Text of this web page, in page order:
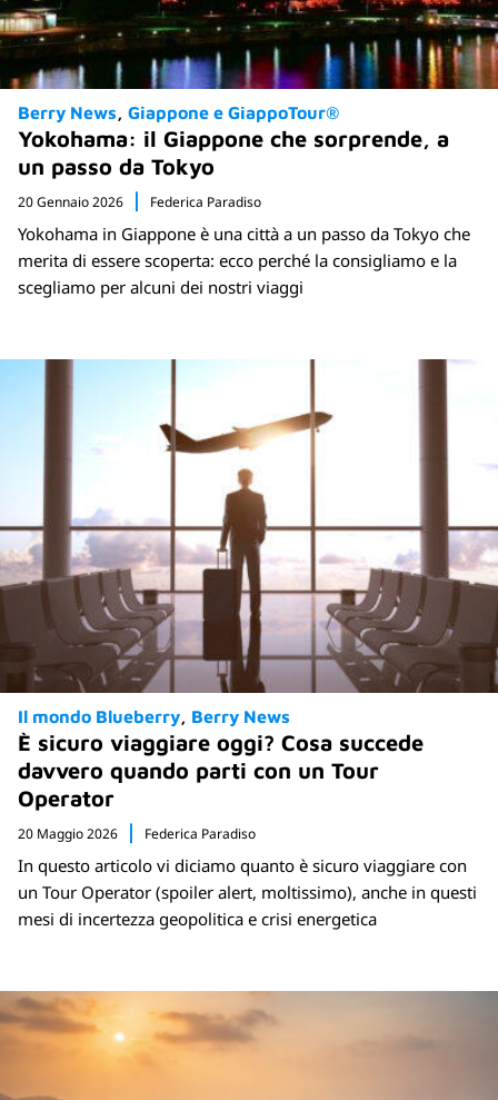
Berry News Giappone e GiappoTour®
Yokohama: il Giappone che sorprende, a
un passo da Tokyo
20 Gennaio 2026 Federica Paradiso
Yokohama in Giappone è una città a un passo da Tokyo che
merita di essere scoperta: ecco perché la consigliamo e la
scegliamo per alcuni dei nostri viaggi
Il mondo Blueberry Berry News
È sicuro viaggiare oggi? Cosa succede
davvero quando parti con un Tour
Operator
20 Maggio 2026 Federica Paradiso
In questo articolo vi diciamo quanto è sicuro viaggiare con
un Tour Operator (spoiler alert, moltissimo), anche in questi
mesi di incertezza geopolitica e crisi energetica